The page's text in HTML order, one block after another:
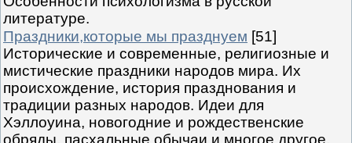
литературе.
Праздники,которые мы празднуем [51]
Исторические и современные, религиозные и
мистические праздники народов мира. Их
происхождение, история празднования и
традиции разных народов. Идеи для
Хэллоуина, новогодние и рождественские
обряды, пасхальные обычаи и многое другое.